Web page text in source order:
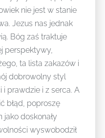
nie jest w stanie
Jezus nas jednak
Bóg zaś traktuje
perspektywy,
ta lista zakazów i
dobrowolny styl
i prawdzie i z serca. A
błąd, poproszę
jako doskonały
wyswobodził